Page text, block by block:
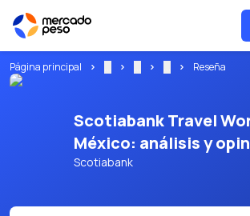
Página principal Reseña
Scotiabank Travel
México: análisis y
Scotiabank